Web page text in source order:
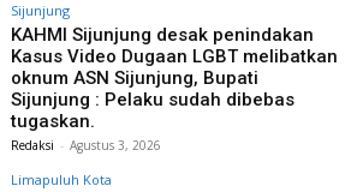
Sijunjung
KAHMI Sijunjung desak penindakan
Kasus Video Dugaan LGBT melibatkan
oknum ASN Sijunjung, Bupati
Sijunjung : Pelaku sudah dibebas
tugaskan.
Redaksi - Agustus 3, 2026
Limapuluh Kota